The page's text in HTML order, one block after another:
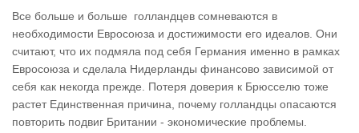
Все больше и больше голландцев сомневаются в
необходимости Евросоюза и достижимости его идеалов. Они
считают, что их подмяла под себя Германия именно в рамках
Евросоюза и сделала Нидерланды финансово зависимой от
себя как некогда прежде. Потеря доверия к Брюсселю тоже
растет Единственная причина, почему голландцы опасаются
повторить подвиг Британии - экономические проблемы.